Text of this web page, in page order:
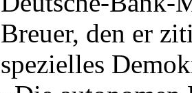
Breuer, den er
spezielles